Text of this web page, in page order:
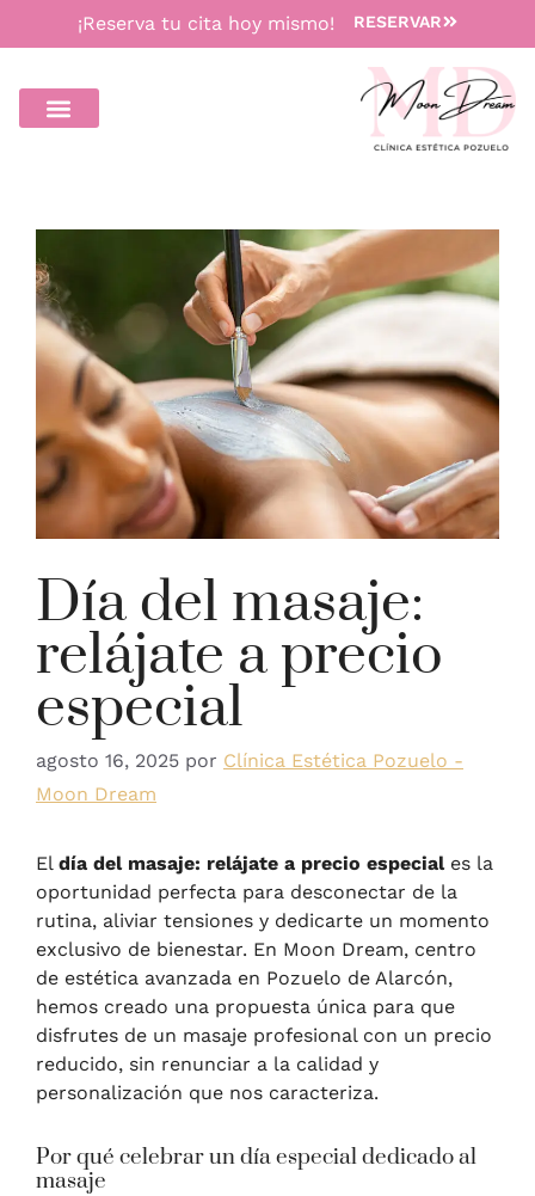
¡Reserva tu cita hoy mismo! RESERVAR
Día del masaje:
relájate a precio
especial
agosto 16, 2025 por Clínica Estética Pozuelo -
Moon Dream
El día del masaje: relájate a precio especiales la
oportunidad perfecta para desconectar de la
rutina, aliviar tensiones y dedicarte un momento
exclusivo de bienestar. En Moon Dream, centro
de estética avanzada en Pozuelo de Alarcón,
hemos creado una propuesta única para que
disfrutes de un masaje profesional con un precio
reducido, sin renunciar a la calidad y
personalización que nos caracteriza.
Por qué celebrar un día especial dedicado al
masaje